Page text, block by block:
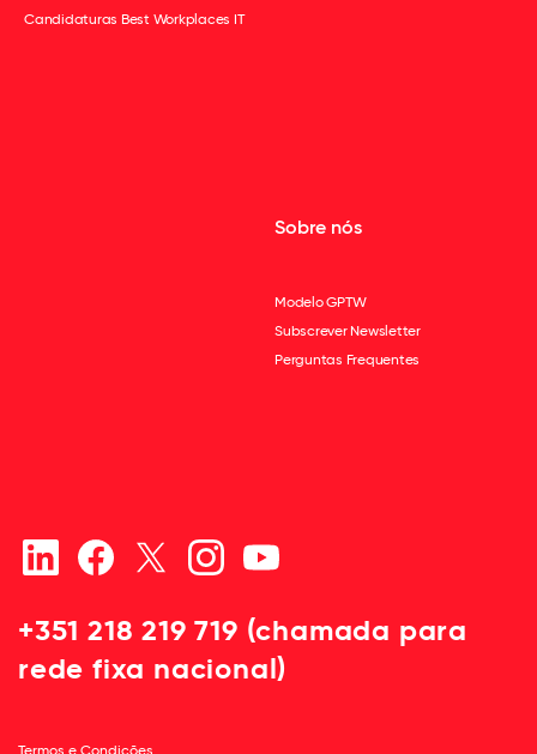
Candidaturas Best Workplaces IT
Sobre nós
Modelo GPTW
Subscrever Newsletter
Perguntas Frequentes
+351 218 219 719 (chamada para
rede fixa nacional)
Termos e Condições